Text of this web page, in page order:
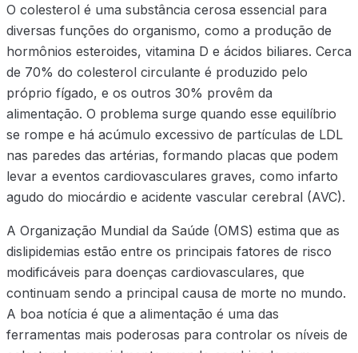
O colesterol é uma substância cerosa essencial para
diversas funções do organismo, como a produção de
hormônios esteroides, vitamina D e ácidos biliares. Cerca
de 70% do colesterol circulante é produzido pelo
próprio fígado, e os outros 30% provêm da
alimentação. O problema surge quando esse equilíbrio
se rompe e há acúmulo excessivo de partículas de LDL
nas paredes das artérias, formando placas que podem
levar a eventos cardiovasculares graves, como infarto
agudo do miocárdio e acidente vascular cerebral (AVC).
A Organização Mundial da Saúde (OMS) estima que as
dislipidemias estão entre os principais fatores de risco
modificáveis para doenças cardiovasculares, que
continuam sendo a principal causa de morte no mundo.
A boa notícia é que a alimentação é uma das
ferramentas mais poderosas para controlar os níveis de